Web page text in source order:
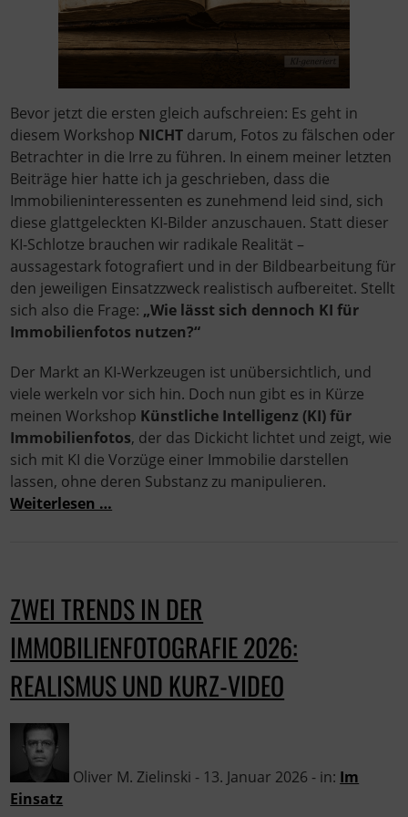
Bevor jetzt die ersten gleich aufschreien: Es geht in
diesem Workshop NICHT darum, Fotos zu fälschen oder
Betrachter in die Irre zu führen. In einem meiner letzten
Beiträge hier hatte ich ja geschrieben, dass die
Immobilieninteressenten es zunehmend leid sind, sich
diese glattgeleckten KI-Bilder anzuschauen. Statt dieser
KI-Schlotze brauchen wir radikale Realität –
aussagestark fotografiert und in der Bildbearbeitung für
den jeweiligen Einsatzzweck realistisch aufbereitet. Stellt
sich also die Frage: „Wie lässt sich dennoch KI für
Immobilienfotos nutzen?“
Der Markt an KI-Werkzeugen ist unübersichtlich, und
viele werkeln vor sich hin. Doch nun gibt es in Kürze
meinen Workshop Künstliche Intelligenz (KI) für
Immobilienfotos, der das Dickicht lichtet und zeigt, wie
sich mit KI die Vorzüge einer Immobilie darstellen
lassen, ohne deren Substanz zu manipulieren.
Weiterlesen …
ZWEI TRENDS IN DER
IMMOBILIENFOTOGRAFIE 2026:
REALISMUS UND KURZ-VIDEO
Oliver M. Zielinski - 13. Januar 2026 - in: Im
Einsatz